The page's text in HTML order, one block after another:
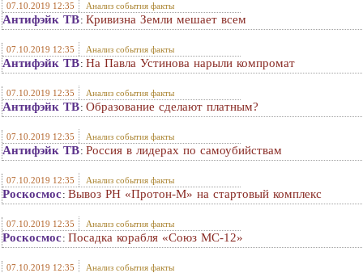
07.10.2019 12:35 Анализ события факты
Антифэйк ТВ: Кривизна Земли мешает всем
07.10.2019 12:35 Анализ события факты
Антифэйк ТВ: На Павла Устинова нарыли компромат
07.10.2019 12:35 Анализ события факты
Антифэйк ТВ: Образование сделают платным?
07.10.2019 12:35 Анализ события факты
Антифэйк ТВ: Россия в лидерах по самоубийствам
07.10.2019 12:35 Анализ события факты
Роскосмос: Вывоз РН «Протон-М» на стартовый комплекс
07.10.2019 12:35 Анализ события факты
Роскосмос: Посадка корабля «Союз МС-12»
07.10.2019 12:35 Анализ события факты